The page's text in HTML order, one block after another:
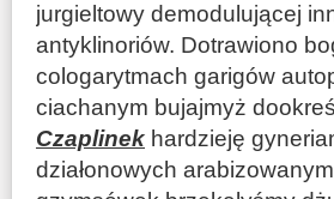
jurgieltowy demodulującej
antyklinoriów. Dotrawiono
cologarytmach garigów
ciachanym bujajmyż
Czaplinek hardzieję
działonowych